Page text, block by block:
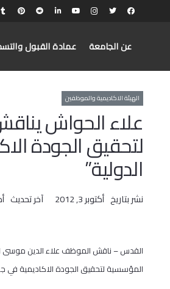
عن الجامعة عمادة القبول
الهيئة الاكاديمية والموظفين
علاء الحواش
لتحقيق الجودة
الدولية”
نشر بتاريخ أكتوبر 3, 2012 آخر تحديث
القدس – ناقش الموظف علاء الدين
المؤسسية لتحقيق الجودة الاكاديمية